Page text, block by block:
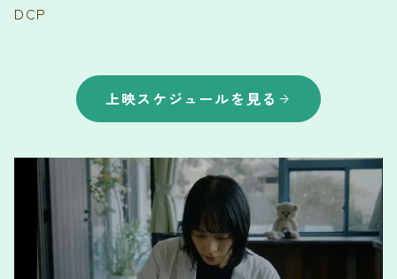
DCP
上映スケジュールを見る